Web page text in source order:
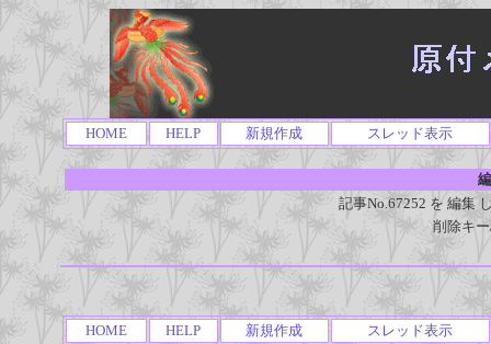
HOME HELP 新規作成 スレッド表示
記事No.67252 を 編集
削除キ
HOME HELP 新規作成 スレッド表示